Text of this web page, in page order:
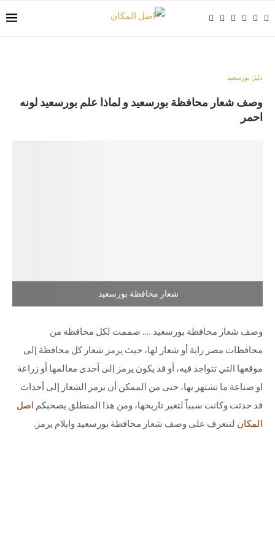
دليل بورسعيد
وصف شعار محافظة بورسعيد و لماذا علم بورسعيد لونه
احمر
شعار محافظة بورسعيد
وصف شعار محافظة بورسعيد …. صممت لكل محافظة من
محافظات مصر راية أو شعار لها، حيث يرمز شعار كل محافظة إلى
موقعها التي تتواجد فيه، أو قد يكون يرمز إلى أحدى معالمها أو زراعة
او صناعة ما تشتهر بها، حتى من الممكن أن يرمز الشعار إلى أحداث
قد حدثت وكانت سبباً لتغير تاريخها، ومن هذا المنطلق يصحبكماصل
المكانلنتعرف على وصف شعار محافظة بورسعيد وايلام يرمز.